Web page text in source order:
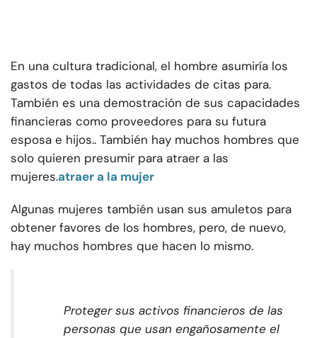
En una cultura tradicional, el hombre asumiría los
gastos de todas las actividades de citas para.
También es una demostración de sus capacidades
financieras como proveedores para su futura
esposa e hijos.. También hay muchos hombres que
solo quieren presumir para atraer a las
mujeres.atraer a la mujer
Algunas mujeres también usan sus amuletos para
obtener favores de los hombres, pero, de nuevo,
hay muchos hombres que hacen lo mismo.
Proteger sus activos financieros de las
personas que usan engañosamente el